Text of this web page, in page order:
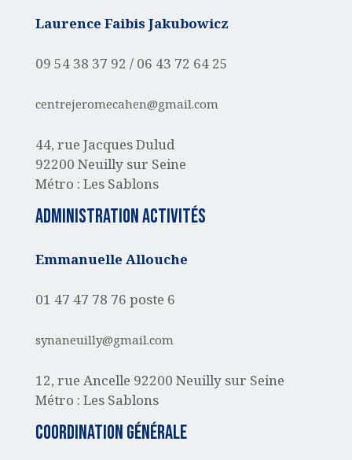
Laurence Faibis Jakubowicz
09 54 38 37 92 / 06 43 72 64 25
centrejeromecahen@gmail.com
44, rue Jacques Dulud
92200 Neuilly sur Seine
Métro : Les Sablons
administration activités
Emmanuelle Allouche
01 47 47 78 76 poste 6
synaneuilly@gmail.com
12, rue Ancelle 92200 Neuilly sur Seine
Métro : Les Sablons
Coordination générale